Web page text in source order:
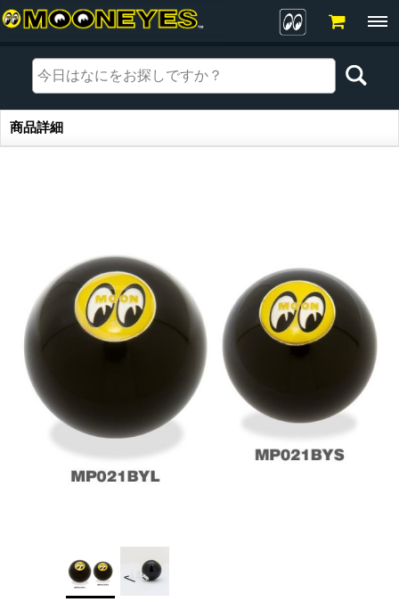
商品詳細
商品詳細